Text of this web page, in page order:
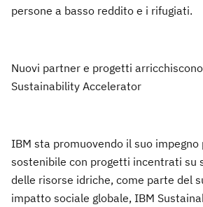
persone a basso reddito e i rifugiati.
Nuovi partner e progetti arricchiscono
Sustainability Accelerator
IBM sta promuovendo il suo impegno
sostenibile con progetti incentrati su
delle risorse idriche, come parte del
impatto sociale globale, IBM